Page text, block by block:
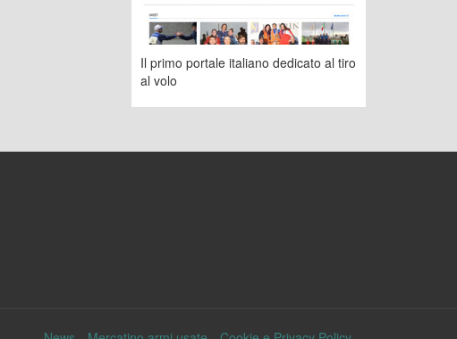
Il primo portale italiano dedicato al tiro
al volo